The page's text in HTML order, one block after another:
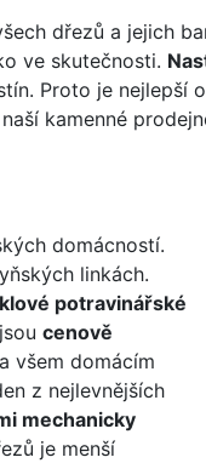
dřezů a jejich
ve skutečnosti.
Proto je nejlepší
kamenné
domácností.
linkách.
potravinářské
cenově
všem domácím
z nejlevnějších
mechanicky
je menší